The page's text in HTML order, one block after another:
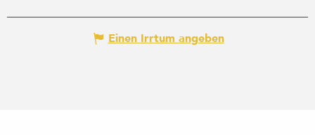
Einen Irrtum angeben